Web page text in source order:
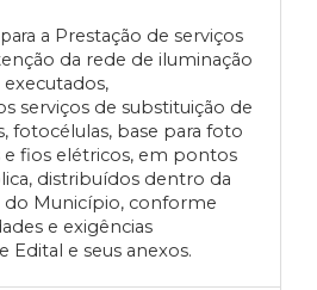
a Prestação de serviços
da rede de iluminação
serviços de substituição de
fotocélulas, base para foto
e fios elétricos, em pontos
distribuídos dentro da
do Município, conforme
e exigências
Edital e seus anexos.